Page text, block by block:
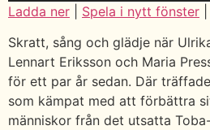
Ladda ner Spela i nytt fönster
Skratt, sång och glädje när
Lennart Eriksson och Maria
för ett par år sedan. Där
som kämpat med att förbättra
människor från det utsatta